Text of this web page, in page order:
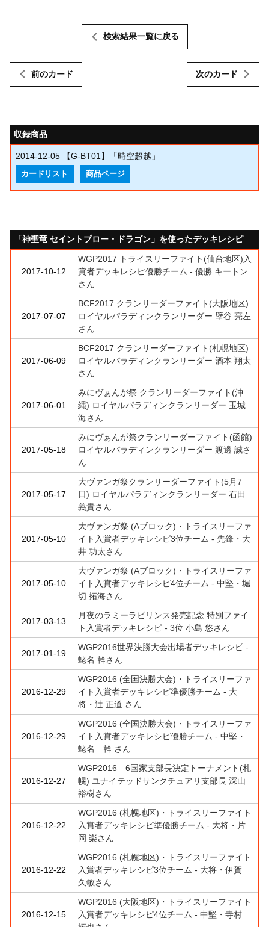
前のカード
検索結果一覧に戻る
次のカード
収録商品
2014-12-05 【G-BT01】「時空超越」
カードリスト 商品ページ
「神聖竜 セイントブロー・ドラゴン」を使ったデッキレシピ
2017-10-12
WGP2017 トライスリーファイト(仙台地区)入
賞者デッキレシピ優勝チーム - 優勝 キートン
さん
2017-07-07
BCF2017 クランリーダーファイト(大阪地区)
ロイヤルパラディンクランリーダー 壁谷 亮左
さん
2017-06-09
BCF2017 クランリーダーファイト(札幌地区)
ロイヤルパラディンクランリーダー 酒本 翔太
さん
2017-06-01
みにヴぁんが祭 クランリーダーファイト(沖
縄) ロイヤルパラディンクランリーダー 玉城
海さん
2017-05-18
みにヴぁんが祭クランリーダーファイト(函館)
ロイヤルパラディンクランリーダー 渡邊 誠さ
ん
2017-05-17
大ヴァンガ祭クランリーダーファイト(5月7
日) ロイヤルパラディンクランリーダー 石田
義貴さん
2017-05-10
大ヴァンガ祭 (Aブロック)・トライスリーファ
イト入賞者デッキレシピ3位チーム - 先鋒・大
井 功太さん
2017-05-10
大ヴァンガ祭 (Aブロック)・トライスリーファ
イト入賞者デッキレシピ4位チーム - 中堅・堀
切 拓海さん
2017-03-13
月夜のラミーラビリンス発売記念 特別ファイ
ト入賞者デッキレシピ - 3位 小島 悠さん
2017-01-19
WGP2016世界決勝大会出場者デッキレシピ -
蛯名 幹さん
2016-12-29
WGP2016 (全国決勝大会)・トライスリーファ
イト入賞者デッキレシピ準優勝チーム - 大
将・辻 正道 さん
2016-12-29
WGP2016 (全国決勝大会)・トライスリーファ
イト入賞者デッキレシピ優勝チーム - 中堅・
蛯名 幹 さん
2016-12-27
WGP2016 6国家支部長決定トーナメント(札
幌) ユナイテッドサンクチュアリ支部長 深山
裕樹さん
2016-12-22
WGP2016 (札幌地区)・トライスリーファイト
入賞者デッキレシピ準優勝チーム - 大将・片
岡 楽さん
2016-12-22
WGP2016 (札幌地区)・トライスリーファイト
入賞者デッキレシピ3位チーム - 大将・伊賀
久敏さん
2016-12-15
WGP2016 (大阪地区)・トライスリーファイト
入賞者デッキレシピ4位チーム - 中堅・寺村